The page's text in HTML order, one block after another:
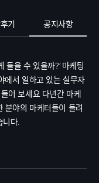
기 공지사항
들을 수 있을까?’ 마케팅
에서 일하고 있는 실무자
어 보세요 다년간 마케
분야의 마케터들이 들려
니다.